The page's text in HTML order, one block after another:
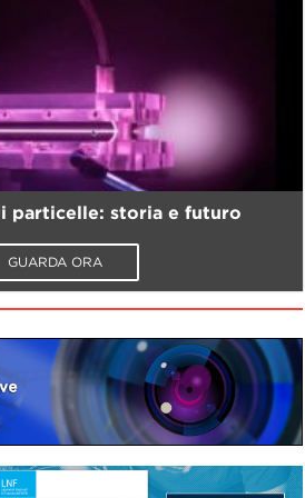
particelle: storia e futuro
GUARDA ORA